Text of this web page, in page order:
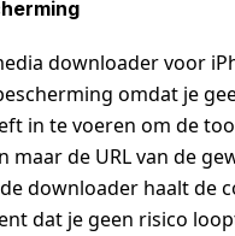
downloader voor
omdat je
in te voeren om de
maar de URL van de
downloader haalt de
dat je geen risico